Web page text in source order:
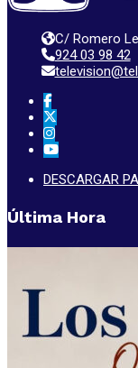
C/ Romero
924 03 98 42
DESCARGAR
Última Hora